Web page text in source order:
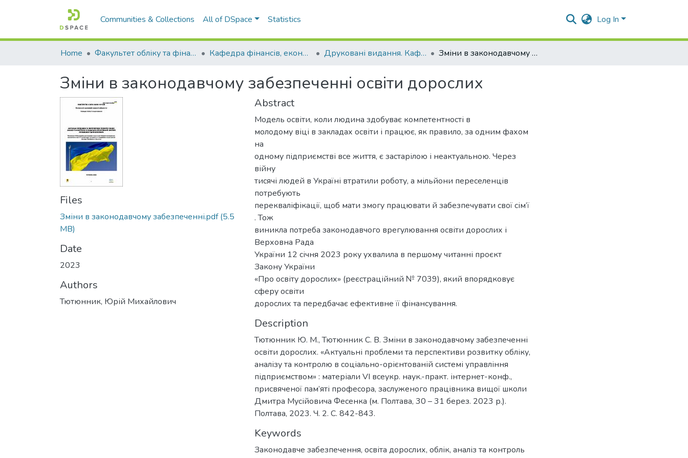
Communities & Collections All of DSpace Statistics Log In
Home Факультет обліку та фінансів Кафедра фінансів, економічних досліджень і туризму Друковані видання. Кафедра фінансів, економічних досліджень і туризму Зміни в законодавчому забезпеченні освіти дорослих
Зміни в законодавчому забезпеченні освіти дорослих
Files
Зміни в законодавчому забезпеченні.pdf(5.5
MB)
Date
2023
Authors
Тютюнник, Юрій Михайлович
Abstract
Модель освіти, коли людина здобуває компетентності в
молодому віці в закладах освіти і працює, як правило, за одним фахом
на
одному підприємстві все життя, є застарілою і неактуальною. Через
війну
тисячі людей в Україні втратили роботу, а мільйони переселенців
потребують
перекваліфікації, щоб мати змогу працювати й забезпечувати свої сім’ї
. Тож
виникла потреба законодавчого врегулювання освіти дорослих і
Верховна Рада
України 12 січня 2023 року ухвалила в першому читанні проєкт
Закону України
«Про освіту дорослих» (реєстраційний № 7039), який впорядковує
сферу освіти
дорослих та передбачає ефективне її фінансування.
Description
Тютюнник Ю. М., Тютюнник С. В. Зміни в законодавчому забезпеченні
освіти дорослих. «Актуальні проблеми та перспективи розвитку обліку,
аналізу та контролю в соціально-орієнтованій системі управління
підприємством» : матеріали VІ всеукр. наук.-практ. інтернет-конф.,
присвяченої пам’яті професора, заслуженого працівника вищої школи
Дмитра Мусійовича Фесенка (м. Полтава, 30 – 31 берез. 2023 р.).
Полтава, 2023. Ч. 2. С. 842-843.
Keywords
Законодавче забезпечення, освіта дорослих, облік, аналіз та контроль